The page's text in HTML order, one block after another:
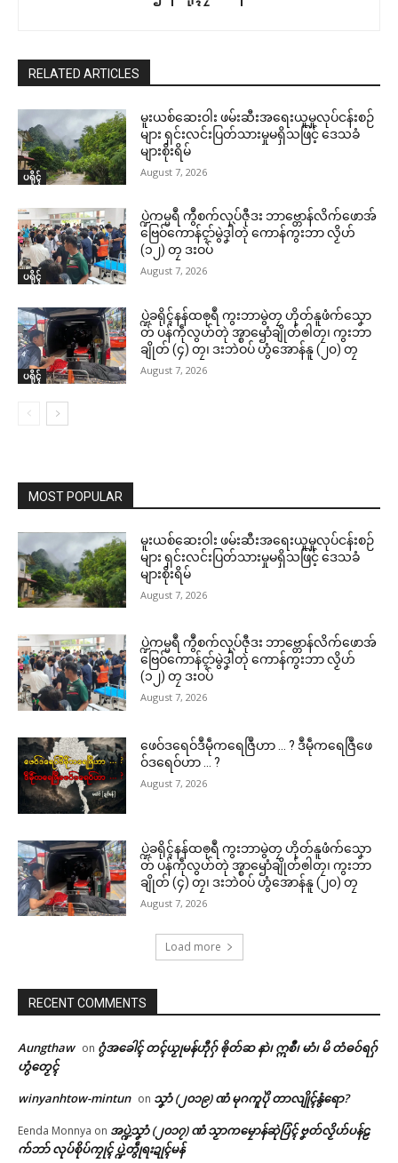
ဌာန်ပရိုၚ်ဗၠးၜးမန်
ရုဲစှ်
ပရိုၚ်လက္ကရဴအိုတ်
🏛 လညာတ်ပါ်ပဲါ
Related
ရောၚ်
May 21, 2026
ဟ်မန်မွဲတၠ ပတိုန်တၚ်သဳကၠဳပ္ဍဲကၠ
RELATED ARTICLES
ပရိုၚ်
မူးယစ်ဆေးဝါး ဖမ်းဆီးအရေးယူမှုလုပ်ငန်းစဉ်
များ ရှင်းလင်းပြတ်သားမှုမရှိသဖြင့် ဒေသခံ
များစိုးရိမ်
August 7, 2026
ပရိုၚ်
ပ္ဍဲကမ္မရဳ ကွဳစက်လုပ်ဇီုဒး ဘာဗ္တောန်လိက်ဖောအ်
ဗြေဝ်ကောန်ၚာ်မွဲဒၞါဲတုဲ ကောန်ကွးဘာ လၟိဟ်
(၁၂) တၠ ဒးဝပ်
August 7, 2026
ပရိုၚ်
ပ္ဍဲခရိုၚ်နန်ထၜုရဳ ကွးဘာမွဲတၠ ဟိုတ်နူဖံက်သၞော
တ် ပန်ကဵုလွဟ်တုဲ အ္စာၝောံချိုတ်ၜါတၠ၊ ကွးဘာ
ချိုတ် (၄) တၠ၊ ဒးဘဲဝပ် ဟွံအောန်နူ (၂၀) တၠ
August 7, 2026
MOST POPULAR
မူးယစ်ဆေးဝါး ဖမ်းဆီးအရေးယူမှုလုပ်ငန်းစဉ်
များ ရှင်းလင်းပြတ်သားမှုမရှိသဖြင့် ဒေသခံ
များစိုးရိမ်
August 7, 2026
ပ္ဍဲကမ္မရဳ ကွဳစက်လုပ်ဇီုဒး ဘာဗ္တောန်လိက်ဖောအ်
ဗြေဝ်ကောန်ၚာ်မွဲဒၞါဲတုဲ ကောန်ကွးဘာ လၟိဟ်
(၁၂) တၠ ဒးဝပ်
August 7, 2026
ဖေဝ်ဒရေဝ်ဒဳမဵုကရေဇြဳဟာ … ? ဒဳမဵုကရေဇြဳဖေ
ဝ်ဒရေဝ်ဟာ … ?
August 7, 2026
ပ္ဍဲခရိုၚ်နန်ထၜုရဳ ကွးဘာမွဲတၠ ဟိုတ်နူဖံက်သၞော
တ် ပန်ကဵုလွဟ်တုဲ အ္စာၝောံချိုတ်ၜါတၠ၊ ကွးဘာ
ချိုတ် (၄) တၠ၊ ဒးဘဲဝပ် ဟွံအောန်နူ (၂၀) တၠ
August 7, 2026
Load more
RECENT COMMENTS
Aungthaw on ဂွံအခေါၚ် တၚ်ယၟုမန်ဟီုဂှ် ၜိုတ်ဆ နာဲ၊ ဣစဳ၊ မာံ၊ မိ တံဓဝ်ရဂှ်
ဟွံတၟေၚ်
winyanhtow-mintun on သၞာံ (၂၀၁၉) ဏံ မုဂကူပိုဲ တာလျိုၚ်နွံရော?
Eenda Monnya on အပ္ဍဲသၞာံ (၂၀၁၇) ဏံ သၟာကမၠောန်ဆုဲပြံၚ် ဗၞတ်လၟိဟ်ပန်ဠ
က်ဘာ် လုပ်စိုပ်ကၠုၚ် ပ္ဍဲတွဵုရးဍုၚ်မန်